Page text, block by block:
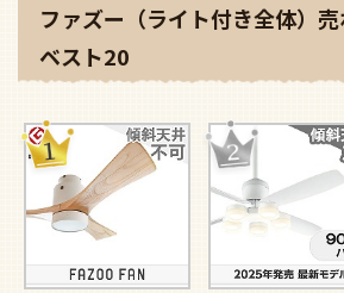
ファズー（ライト付き全体）
ベスト20